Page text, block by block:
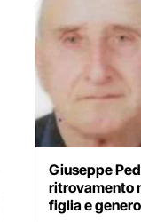
Giuseppe
ritrovamento
figlia e